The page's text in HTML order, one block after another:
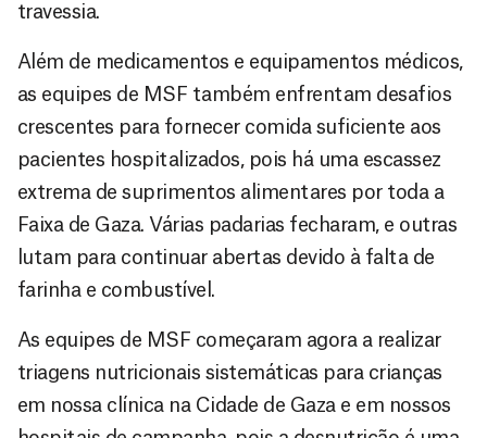
travessia.
Além de medicamentos e equipamentos médicos,
as equipes de MSF também enfrentam desafios
crescentes para fornecer comida suficiente aos
pacientes hospitalizados, pois há uma escassez
extrema de suprimentos alimentares por toda a
Faixa de Gaza. Várias padarias fecharam, e outras
lutam para continuar abertas devido à falta de
farinha e combustível.
As equipes de MSF começaram agora a realizar
triagens nutricionais sistemáticas para crianças
em nossa clínica na Cidade de Gaza e em nossos